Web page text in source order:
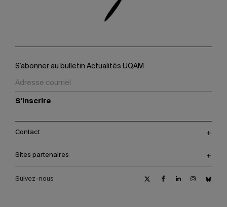
S’abonner au bulletin Actualités UQAM
S'inscrire
Contact
Sites partenaires
Suivez-nous